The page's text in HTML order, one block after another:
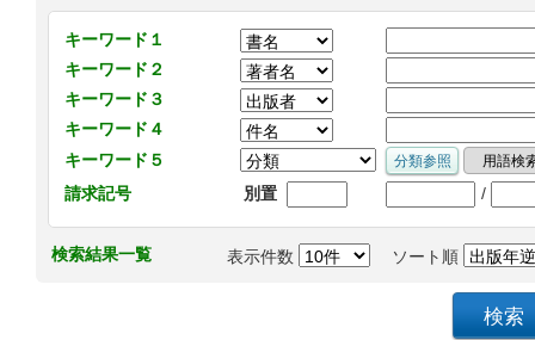
キーワード１
キーワード２
キーワード３
キーワード４
キーワード５
請求記号
別置 /
検索結果一覧 表示件数 ソート順